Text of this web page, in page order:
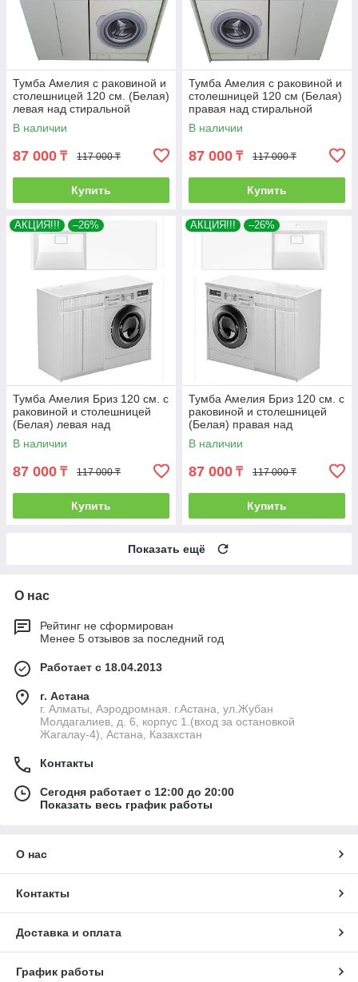
Тумба Амелия с раковиной и
столешницей 120 см. (Белая)
левая над стиральной
машиной. РФ
В наличии
87 000 ₸ 117 000 ₸
Купить
Тумба Амелия с раковиной и
столешницей 120 см (Белая)
правая над стиральной
машиной. РФ
В наличии
87 000 ₸ 117 000 ₸
Купить
АКЦИЯ!!! –26%
Тумба Амелия Бриз 120 см. с
раковиной и столешницей
(Белая) левая над
стиральной машиной. РФ
В наличии
87 000 ₸ 117 000 ₸
Купить
АКЦИЯ!!! –26%
Тумба Амелия Бриз 120 см. с
раковиной и столешницей
(Белая) правая над
стиральной машиной. РФ
В наличии
87 000 ₸ 117 000 ₸
Купить
Показать ещё
О нас
Рейтинг не сформирован
Менее 5 отзывов за последний год
Работает с 18.04.2013
г. Астана
г. Алматы, Аэродромная. г.Астана, ул.Жубан
Молдагалиев, д. 6, корпус 1.(вход за остановкой
Жагалау-4), Астана, Казахстан
Контакты
Сегодня работает с 12:00 до 20:00
Показать весь график работы
О нас
Контакты
Доставка и оплата
График работы